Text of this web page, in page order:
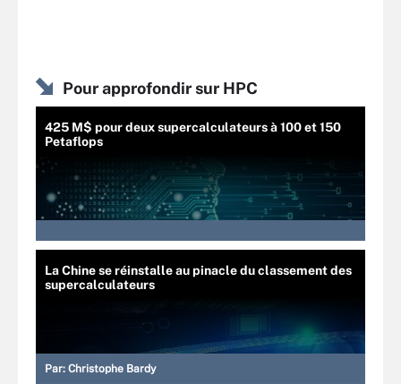
Pour approfondir sur HPC
425 M$ pour deux supercalculateurs à 100 et 150
Petaflops
La Chine se réinstalle au pinacle du classement des
supercalculateurs
Par: Christophe Bardy